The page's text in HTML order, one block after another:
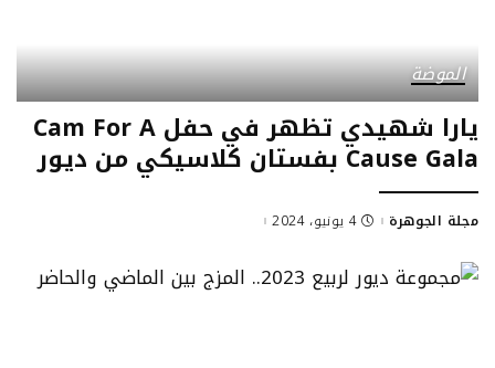
الموضة
يارا شهيدي تظهر في حفل Cam For A
Cause Gala بفستان كلاسيكي من ديور
Posted
مجلة الجوهرة 4 يونيو، 2024